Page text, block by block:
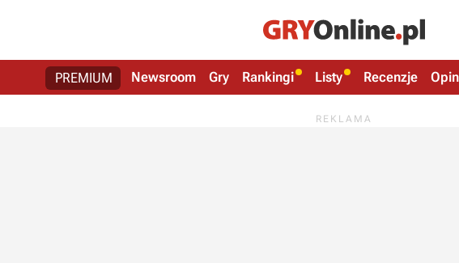
PREMIUM Newsroom Gry Rankingi Listy Recenzje